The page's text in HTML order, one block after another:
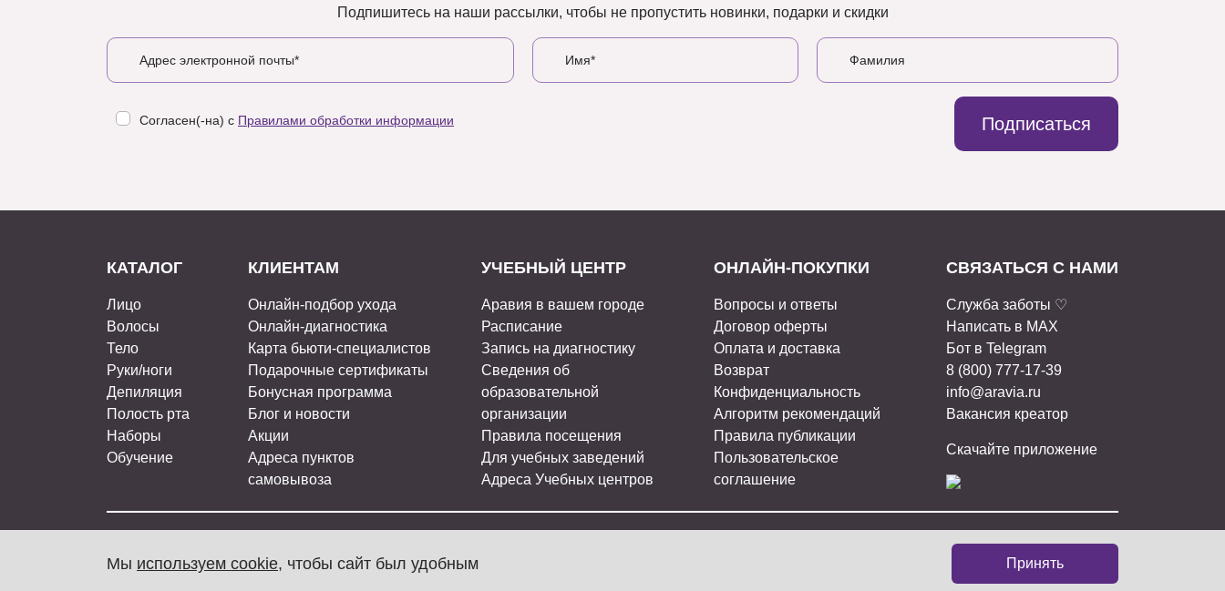
Подпишитесь на наши рассылки, чтобы не пропустить новинки, подарки и скидки
Согласен(-на) с Правилами обработки информации Подписаться
КАТАЛОГ
Лицо
Волосы
Тело
Руки/ноги
Депиляция
Полость рта
Наборы
Обучение
КЛИЕНТАМ
Онлайн-подбор ухода
Онлайн-диагностика
Карта бьюти-специалистов
Подарочные сертификаты
Бонусная программа
Блог и новости
Акции
Адреса пунктов
самовывоза
УЧЕБНЫЙ ЦЕНТР
Аравия в вашем городе
Расписание
Запись на диагностику
Сведения об
образовательной
организации
Правила посещения
Для учебных заведений
Адреса Учебных центров
ОНЛАЙН-ПОКУПКИ
Вопросы и ответы
Договор оферты
Оплата и доставка
Возврат
Конфиденциальность
Алгоритм рекомендаций
Правила публикации
Пользовательское
соглашение
СВЯЗАТЬСЯ С НАМИ
Служба заботы ♡
Написать в MAX
Бот в Telegram
8 (800) 777-17-39
info@aravia.ru
Вакансия креатор
Скачайте приложение
ARAVIA Professional, 2026 МЫ В СОЦИАЛЬНЫХ СЕТЯХ:
Мы используем cookie, чтобы сайт был удобным Принять